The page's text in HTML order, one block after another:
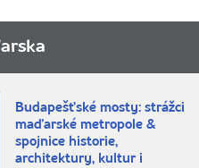
Budapešťské mosty: strážci
maďarské metropole &
spojnice historie,
architektury, kultur i